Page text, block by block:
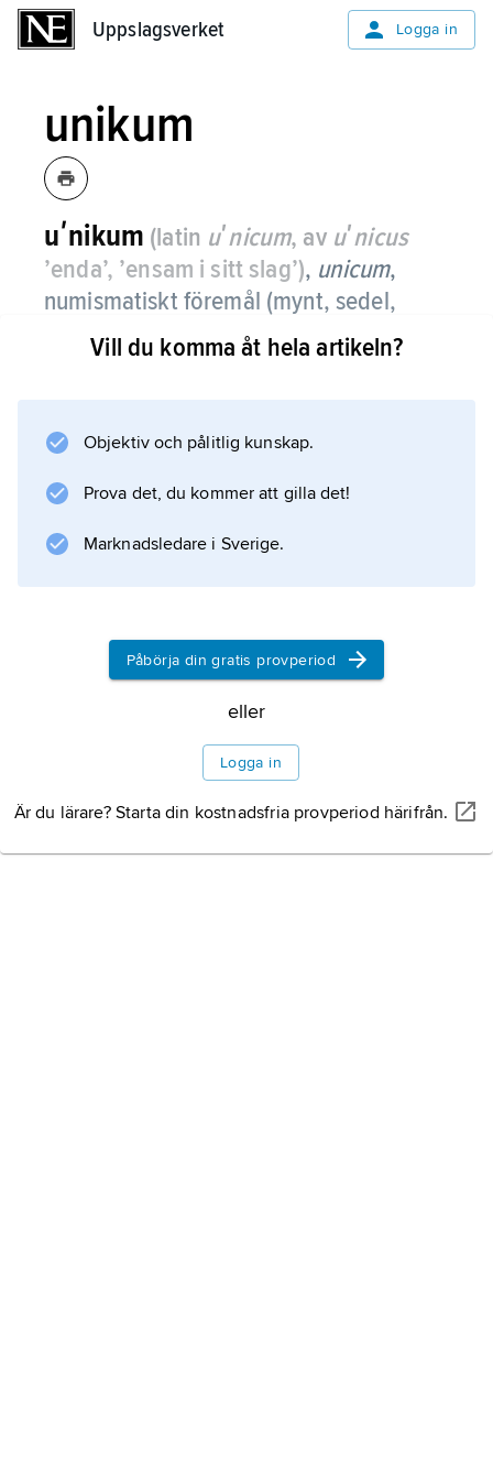
Uppslagsverket Logga in
unikum
uʹnikum (latin uʹnicum, av uʹnicus
’enda’, ’ensam i sitt slag’), unicum,
numismatiskt föremål (mynt, sedel,
pollett eller medalj), frimärke, postal
försändelse m.m., som bara existerar i
Vill du komma åt hela artikeln?
Objektiv och pålitlig kunskap.
Prova det, du kommer att gilla det!
Marknadsledare i Sverige.
Påbörja din gratis provperiod
eller
Logga in
Är du lärare? Starta din kostnadsfria provperiod härifrån.